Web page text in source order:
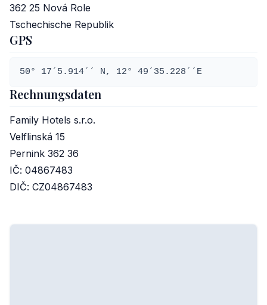
362 25 Nová Role
Tschechische Republik
GPS
50° 17´5.914´´ N, 12° 49´35.228´´E
Rechnungsdaten
Family Hotels s.r.o.
Velflinská 15
Pernink 362 36
IČ: 04867483
DIČ: CZ04867483